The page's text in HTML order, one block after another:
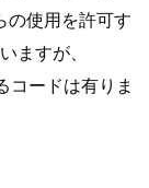
の使用を許可す
ますが、
コードは有りま